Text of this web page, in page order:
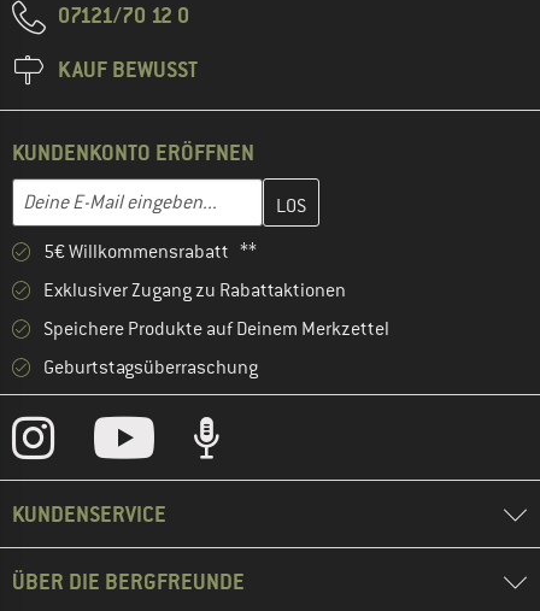
07121/70 12 0
KAUF BEWUSST
KUNDENKONTO ERÖFFNEN
E-Mail-Adresse
Gib hier deine E-Mail-Adresse ein und erstelle im nächsten
5€ Willkommensrabatt **
Exklusiver Zugang zu Rabattaktionen
Speichere Produkte auf Deinem Merkzettel
Geburtstagsüberraschung
KUNDENSERVICE
ÜBER DIE BERGFREUNDE